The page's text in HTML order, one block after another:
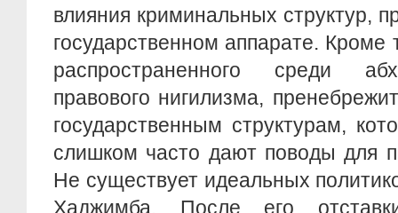
влияния криминальных структур,
государственном аппарате. Кроме
распространенного среди
правового нигилизма,
государственным структурам,
слишком часто дают поводы для
Не существует идеальных
Хаджимба. После его